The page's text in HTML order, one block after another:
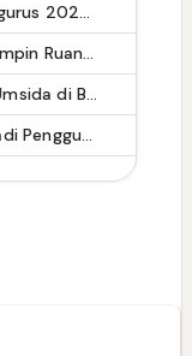
DPP IKM Gelar Pengukuhan Pengurus 2025-2030 di Gedung DPR RI, Usung Tema "Di Rantau Marakek Raso"
Pelajar Muhammadiyah Perlu Pimpin Ruang Digital dengan Adab
Pembukaan PLP Kelompok 70 Umsida di Balai Desa Sumurgayam Resmi Digelar
My IPM V2 Dorong Kader Menjadi Pengguna dan Produsen Pengetahuan